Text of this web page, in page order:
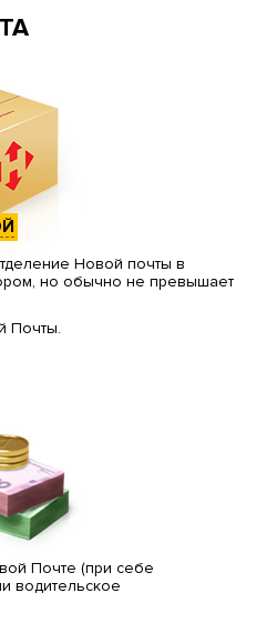
Новой почты в
но обычно не превышает
Почты.
Почте (при себе
водительское